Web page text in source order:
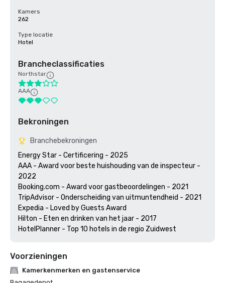
Kamers
262
Type locatie
Hotel
Brancheclassificaties
Northstar
AAA
Bekroningen
Branchebekroningen
Energy Star - Certificering - 2025
AAA - Award voor beste huishouding van de inspecteur -
2022
Booking.com - Award voor gastbeoordelingen - 2021
TripAdvisor - Onderscheiding van uitmuntendheid - 2021
Expedia - Loved by Guests Award
Hilton - Eten en drinken van het jaar - 2017
HotelPlanner - Top 10 hotels in de regio Zuidwest
Voorzieningen
Kamerkenmerken en gastenservice